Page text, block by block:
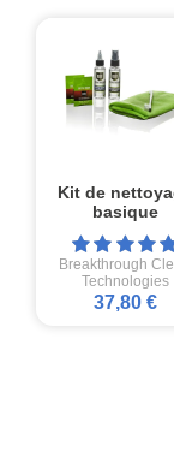
Kit de
basique
Breakthrough
Technologies
37,80 €